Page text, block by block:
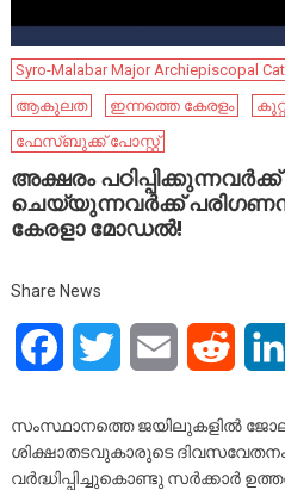
Syro-Malabar Major Archiepiscopal
ആകുലത
ഇന്നത്തെ കേരളം
ഫേ​സ്ബു​ക്ക് പോ​സ്റ്റ്
അക്ഷരം പഠിപ്പിക്കുന്നവർക്ക്
ചെയ്യുന്നവർക്ക്
കേരളാ മോഡൽ!
Share News
FacebookTwitter Email Reddit
സംസ്ഥാനത്തെ ജയിലുകളിൽ
ശിക്ഷാതടവുകാരുടെ ദിവസവേതനം
വർദ്ധിപ്പിച്ചുകൊണ്ടു സർക്കാർ